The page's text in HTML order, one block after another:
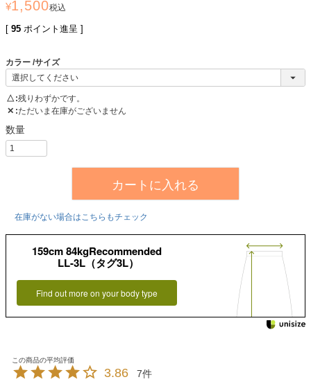
¥1,500税込
[ 95 ポイント進呈 ]
カラー サイズ
△ 残りわずかです。
✕ ただいま在庫がございません
カートに入れる
在庫がない場合はこちらもチェック
159cm 84kgRecommended
LL-3L（タグ3L）
Find out more on your body type
3.86 7